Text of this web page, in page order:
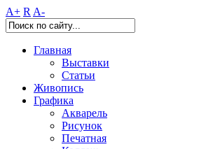
A+ R A-
Главная
Выставки
Статьи
Живопись
Графика
Акварель
Рисунок
Печатная